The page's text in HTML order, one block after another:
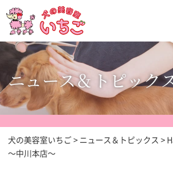
ニュース＆トピック
犬の美容室いちご> ニュース＆トピックス >
～中川本店～